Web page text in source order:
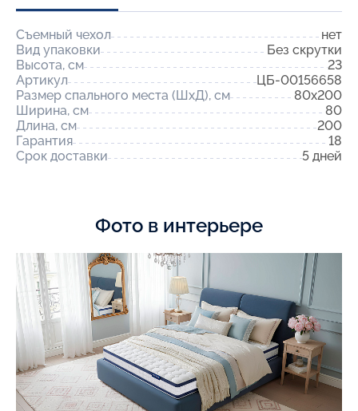
Съемный чехол
нет
Вид упаковки
Без скрутки
Высота, см
23
Артикул
ЦБ-00156658
Размер спального места (ШхД), см
80x200
Ширина, см
80
Длина, см
200
Гарантия
18
Срок доставки
5 дней
Фото в интерьере